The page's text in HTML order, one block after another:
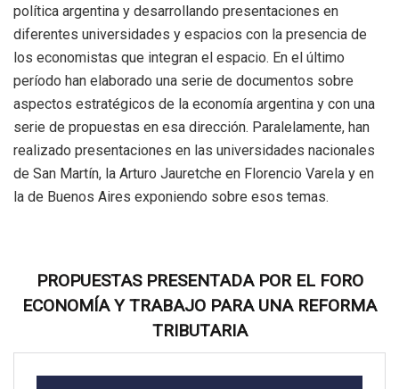
política argentina y desarrollando presentaciones en
diferentes universidades y espacios con la presencia de
los economistas que integran el espacio. En el último
período han elaborado una serie de documentos sobre
aspectos estratégicos de la economía argentina y con una
serie de propuestas en esa dirección. Paralelamente, han
realizado presentaciones en las universidades nacionales
de San Martín, la Arturo Jauretche en Florencio Varela y en
la de Buenos Aires exponiendo sobre esos temas.
PROPUESTAS PRESENTADA POR EL FORO
ECONOMÍA Y TRABAJO PARA UNA REFORMA
TRIBUTARIA